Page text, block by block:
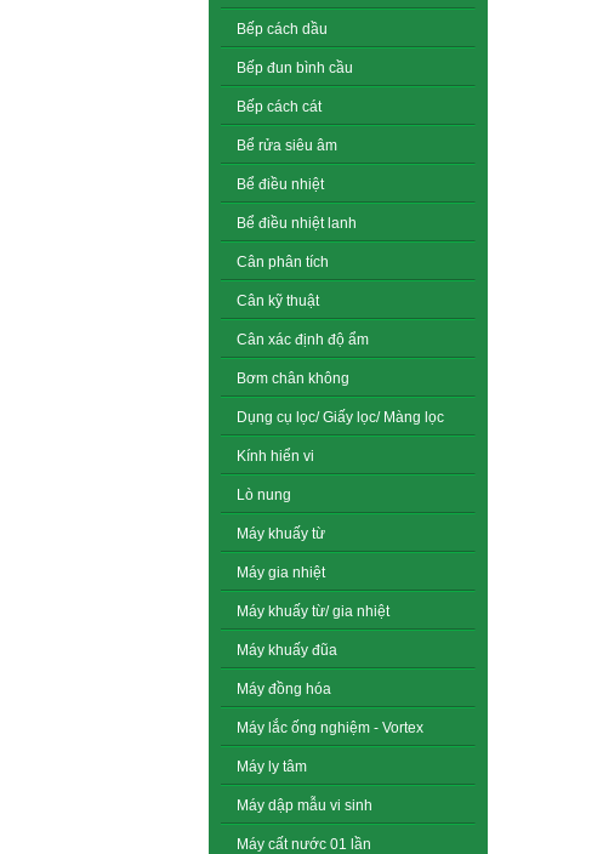
Bếp cách dầu
Bếp đun bình cầu
Bếp cách cát
Bể rửa siêu âm
Bể điều nhiệt
Bể điều nhiệt lanh
Cân phân tích
Cân kỹ thuật
Cân xác định độ ẩm
Bơm chân không
Dụng cụ lọc/ Giấy lọc/ Màng lọc
Kính hiển vi
Lò nung
Máy khuấy từ
Máy gia nhiệt
Máy khuấy từ/ gia nhiệt
Máy khuấy đũa
Máy đồng hóa
Máy lắc ống nghiệm - Vortex
Máy ly tâm
Máy dập mẫu vi sinh
Máy cất nước 01 lần